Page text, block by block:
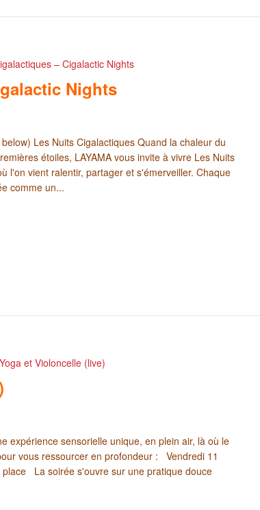
Nights
– Cigalactic Nights
Les Nuits Cigalactiques Quand la chaleur du
étoiles, LAYAMA vous invite à vivre Les Nuits
l'on vient ralentir, partager et s'émerveiller. Chaque
comme un...
et Violoncelle (live)
expérience sensorielle unique, en plein air, là où le
vous ressourcer en profondeur : Vendredi 11
La soirée s'ouvre sur une pratique douce